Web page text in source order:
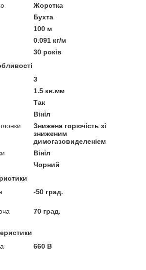
Жорстка
Бухта
100 м
0.091 кг/м
30 років
3
1.5 кв.мм
Так
Вініл
Знижена горючість зі
зниженим
димогазовиделеніем
Вініл
Чорний
-50 град.
70 град.
660 В